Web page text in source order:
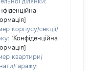
корпусу/секції/
[Конфіденційна
квартири/
гаражу: